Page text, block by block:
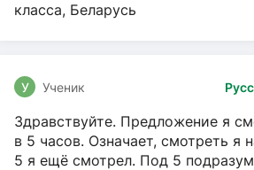
класса, Беларусь
У Ученик
Здравствуйте. Предложение я
в 5 часов. Означает, смотреть я
5 я ещё смотрел. Под 5